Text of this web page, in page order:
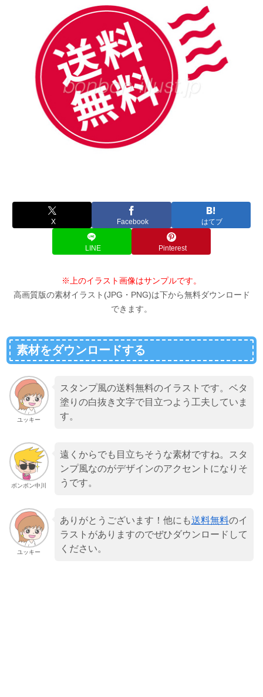
X Facebook はてブ
LINE Pinterest
※上のイラスト画像はサンプルです。
高画質版の素材イラスト(JPG・PNG)は下から無料ダウンロード
できます。
素材をダウンロードする
ユッキー
スタンプ風の送料無料のイラストです。ベタ
塗りの白抜き文字で目立つよう工夫していま
す。
ボンボン中川
遠くからでも目立ちそうな素材ですね。スタ
ンプ風なのがデザインのアクセントになりそ
うです。
ユッキー
ありがとうございます！他にも送料無料のイ
ラストがありますのでぜひダウンロードして
ください。